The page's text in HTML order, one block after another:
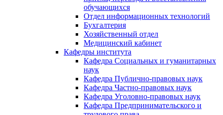
обучающихся
Отдел информационных технологий
Бухгалтерия
Хозяйственный отдел
Медицинский кабинет
Кафедры института
Кафедра Социальных и гуманитарных
наук
Кафедра Публично-правовых наук
Кафедра Частно-правовых наук
Кафедра Уголовно-правовых наук
Кафедра Предпринимательского и